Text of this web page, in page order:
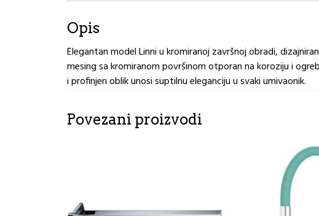
Opis
Elegantan model Linni u kromiranoj završnoj obradi,
mesing sa kromiranom površinom otporan na koroziju i
i profinjen oblik unosi suptilnu eleganciju u svaki umivaonik.
Povezani proizvodi